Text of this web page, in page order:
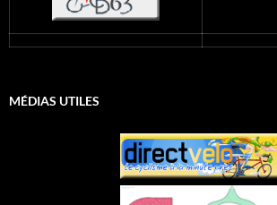
MÉDIAS UTILES